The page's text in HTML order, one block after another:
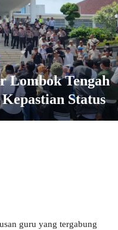
Lombok Tengah
Status
guru yang tergabung